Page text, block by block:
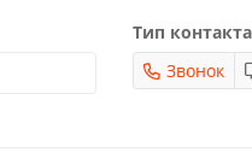
Тип
Звонок